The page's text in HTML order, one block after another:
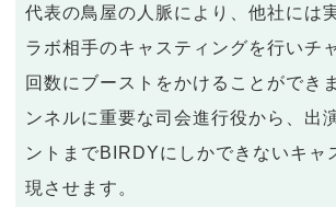
代表の鳥屋の人脈により、他社には
ラボ相手のキャスティングを行いチ
回数にブーストをかけることができ
ンネルに重要な司会進行役から、出
ントまでBIRDYにしかできないキャ
現させます。